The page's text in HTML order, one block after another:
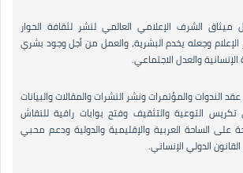
الشرف الإعلامي العالمي لنشر لثقافة الحوار
الإعلام وجعله يخدم البشرية، والعمل من أجل وجود بشري
والعدل الاجتماعي.
الندوات والمؤتمرات ونشر النشرات والمقالات والبيانات
تكريس التوعية والتثقيف وفتح بوابات راقية للنقاش
على الساحة العربية والإقليمية والدولية ودعم محبي
الدولي الإنساني.